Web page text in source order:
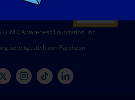
Awareness Foundation, Inc
bereitgestellt von Pantheon